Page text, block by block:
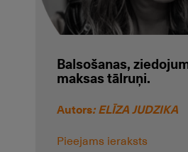
Balsošanas,
maksas tālruņi.
Autors: ELĪZA JUDZIKA
Pieejams ieraksts